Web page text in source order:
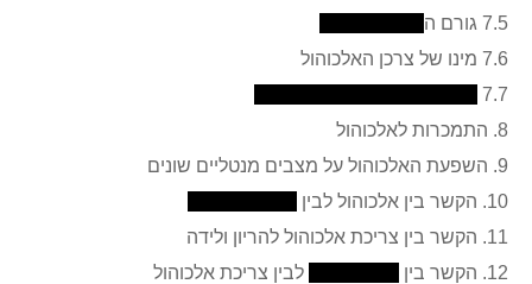
7.5 גורם ה
7.6 מינו של צרכן האלכוהול
7.7
8. התמכרות לאלכוהול
9. השפעת האלכוהול על מצבים מנטליים שונים
10. הקשר בין אלכוהול לבין
11. הקשר בין צריכת אלכוהול להריון ולידה
12. הקשר בין
לבין צריכת אלכוהול